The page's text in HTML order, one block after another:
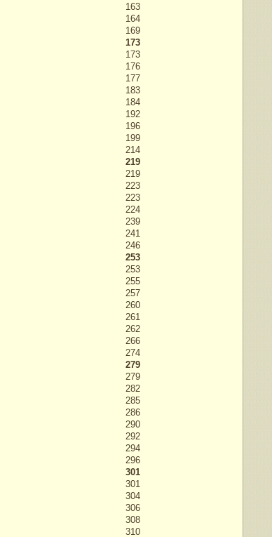
163
164
169
173
173
176
177
183
184
192
196
199
214
219
219
223
223
224
239
241
246
253
253
255
257
260
261
262
266
274
279
279
282
285
286
290
292
294
296
301
301
304
306
308
310